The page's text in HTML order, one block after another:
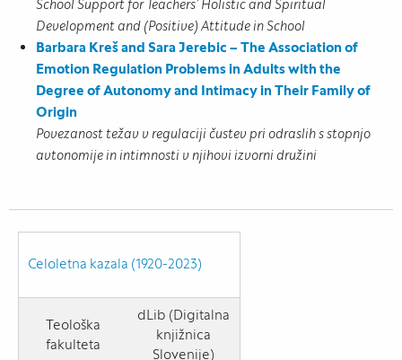
School Support for Teachers’ Holistic and Spiritual
Development and (Positive) Attitude in School
Barbara Kreš and Sara Jerebic – The Association of
Emotion Regulation Problems in Adults with the
Degree of Autonomy and Intimacy in Their Family of
Origin
Povezanost težav v regulaciji čustev pri odraslih s stopnjo
avtonomije in intimnosti v njihovi izvorni družini
Celoletna kazala (1920-2023)
Teološka
fakulteta
dLib (Digitalna
knjižnica
Slovenije)